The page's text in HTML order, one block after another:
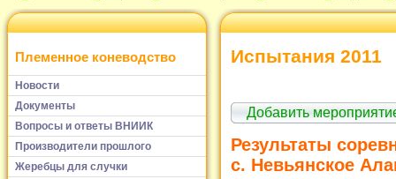
Племенное коневодство
Новости
Документы
Вопросы и ответы ВНИИК
Производители прошлого
Жеребцы для случки
Испытания 2011
Добавить
Результаты
с. Невьянское